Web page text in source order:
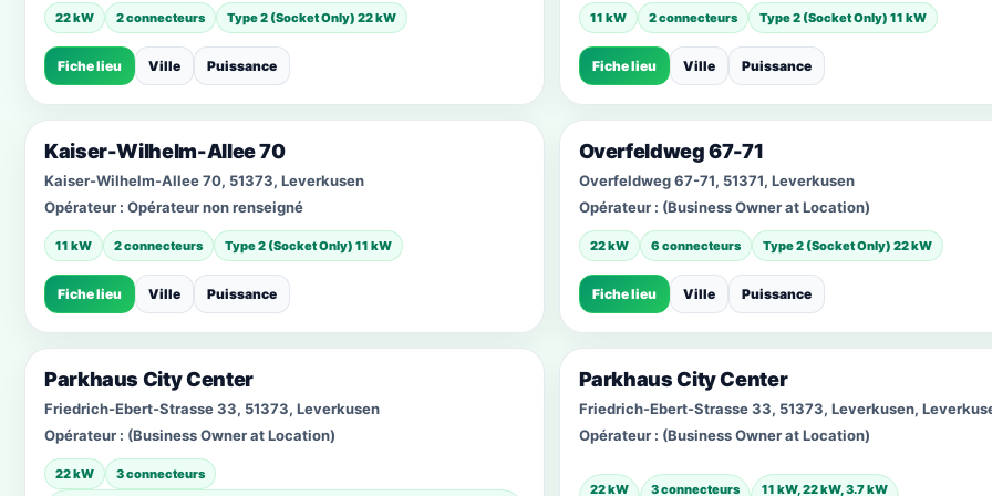
22 kW 2 connecteurs Type 2 (Socket Only) 22 kW
Fiche lieu Ville Puissance
11 kW 2 connecteurs Type 2 (Socket Only) 11 kW
Fiche lieu Ville Puissance
Kaiser-Wilhelm-Allee 70
Kaiser-Wilhelm-Allee 70, 51373, Leverkusen
Opérateur : Opérateur non renseigné
11 kW 2 connecteurs Type 2 (Socket Only) 11 kW
Fiche lieu Ville Puissance
Overfeldweg 67-71
Overfeldweg 67-71, 51371, Leverkusen
Opérateur : (Business Owner at Location)
22 kW 6 connecteurs Type 2 (Socket Only) 22 kW
Fiche lieu Ville Puissance
Parkhaus City Center
Friedrich-Ebert-Strasse 33, 51373, Leverkusen
Opérateur : (Business Owner at Location)
22 kW 3 connecteurs
Parkhaus City Center
Friedrich-Ebert-Strasse 33, 51373, Leverkusen,
Opérateur : (Business Owner at Location)
22 kW 3 connecteurs 11 kW, 22 kW, 3.7 kW